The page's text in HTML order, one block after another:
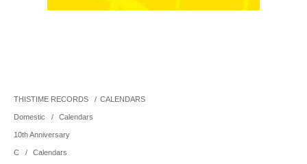
THISTIME RECORDS / CALENDARS
Domestic / Calendars
10th Anniversary
C / Calendars